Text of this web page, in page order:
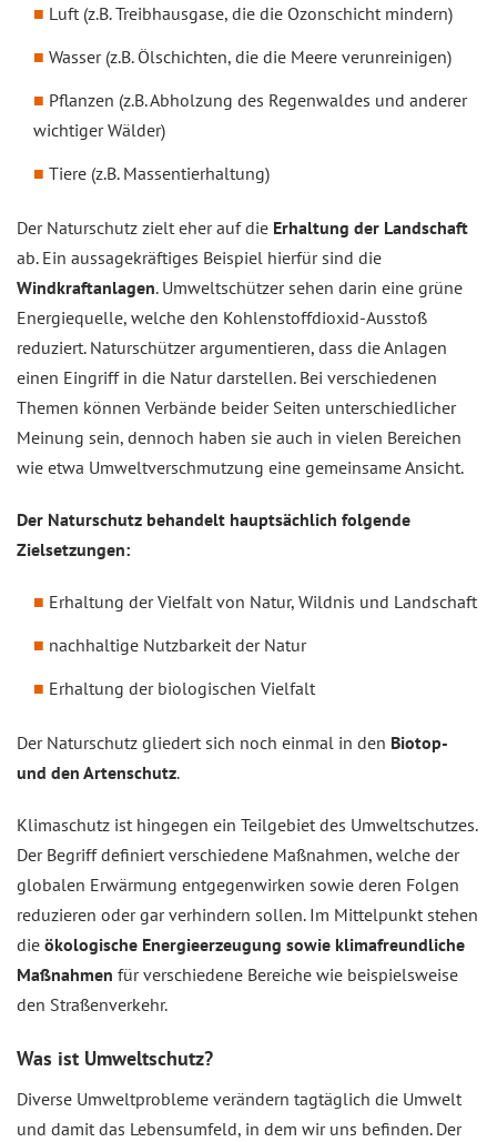
Luft (z.B. Treibhausgase, die die Ozonschicht mindern)
Wasser (z.B. Ölschichten, die die Meere verunreinigen)
Pflanzen (z.B. Abholzung des Regenwaldes und anderer
wichtiger Wälder)
Tiere (z.B. Massentierhaltung)
Der Naturschutz zielt eher auf die Erhaltung der Landschaft
ab. Ein aussagekräftiges Beispiel hierfür sind die
Windkraftanlagen. Umweltschützer sehen darin eine grüne
Energiequelle, welche den Kohlenstoffdioxid-Ausstoß
reduziert. Naturschützer argumentieren, dass die Anlagen
einen Eingriff in die Natur darstellen. Bei verschiedenen
Themen können Verbände beider Seiten unterschiedlicher
Meinung sein, dennoch haben sie auch in vielen Bereichen
wie etwa Umweltverschmutzung eine gemeinsame Ansicht.
Der Naturschutz behandelt hauptsächlich folgende
Zielsetzungen:
Erhaltung der Vielfalt von Natur, Wildnis und Landschaft
nachhaltige Nutzbarkeit der Natur
Erhaltung der biologischen Vielfalt
Der Naturschutz gliedert sich noch einmal in den Biotop-
und den Artenschutz.
Klimaschutz ist hingegen ein Teilgebiet des Umweltschutzes.
Der Begriff definiert verschiedene Maßnahmen, welche der
globalen Erwärmung entgegenwirken sowie deren Folgen
reduzieren oder gar verhindern sollen. Im Mittelpunkt stehen
die ökologische Energieerzeugung sowie klimafreundliche
Maßnahmen für verschiedene Bereiche wie beispielsweise
den Straßenverkehr.
Was ist Umweltschutz?
Diverse Umweltprobleme verändern tagtäglich die Umwelt
und damit das Lebensumfeld, in dem wir uns befinden. Der